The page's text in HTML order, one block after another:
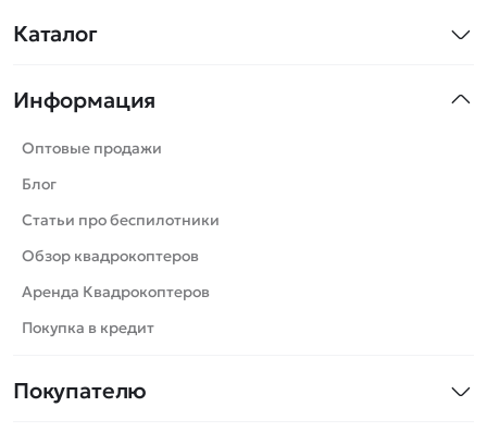
Каталог
Машинки
Танки
Вертолеты
Катера
Роботы
Самолеты
Сборные модели
Спецтехника
Информация
Оптовые продажи
Блог
Статьи про беспилотники
Обзор квадрокоптеров
Аренда Квадрокоптеров
Покупка в кредит
Покупателю